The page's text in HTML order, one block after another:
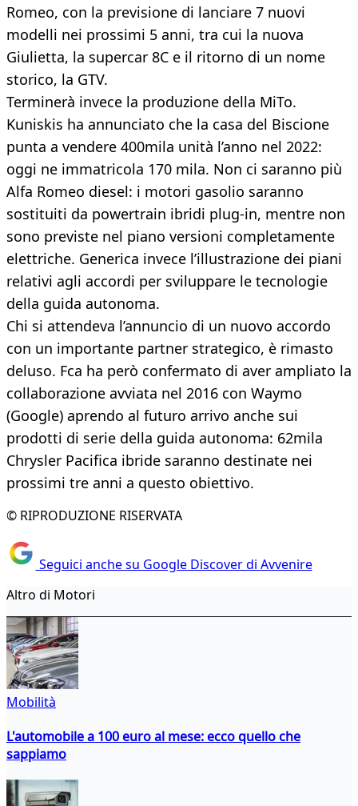
Romeo, con la previsione di lanciare 7 nuovi
modelli nei prossimi 5 anni, tra cui la nuova
Giulietta, la supercar 8C e il ritorno di un nome
storico, la GTV.
Terminerà invece la produzione della MiTo.
Kuniskis ha annunciato che la casa del Biscione
punta a vendere 400mila unità l’anno nel 2022:
oggi ne immatricola 170 mila. Non ci saranno più
Alfa Romeo diesel: i motori gasolio saranno
sostituiti da powertrain ibridi plug-in, mentre non
sono previste nel piano versioni completamente
elettriche. Generica invece l’illustrazione dei piani
relativi agli accordi per sviluppare le tecnologie
della guida autonoma.
Chi si attendeva l’annuncio di un nuovo accordo
con un importante partner strategico, è rimasto
deluso. Fca ha però confermato di aver ampliato la
collaborazione avviata nel 2016 con Waymo
(Google) aprendo al futuro arrivo anche sui
prodotti di serie della guida autonoma: 62mila
Chrysler Pacifica ibride saranno destinate nei
prossimi tre anni a questo obiettivo.
© RIPRODUZIONE RISERVATA
Seguici anche su Google Discover di Avvenire
Altro di Motori
Mobilità
L'automobile a 100 euro al mese: ecco quello che
sappiamo